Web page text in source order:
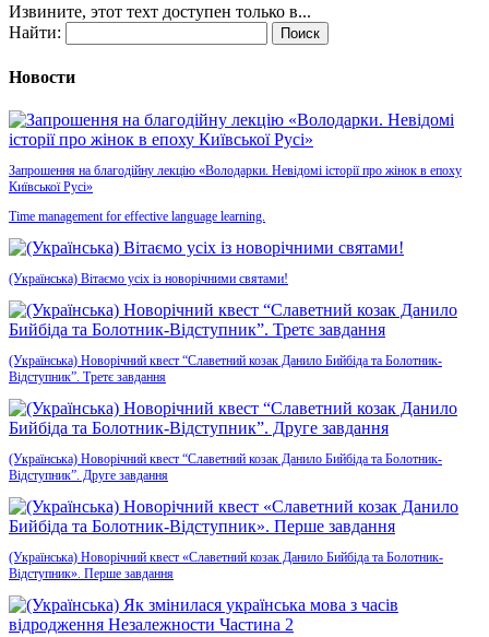
Извините, этот техт доступен только в...
Найти:
Новости
Запрошення на благодійну лекцію «Володарки. Невідомі історії про жінок в епоху
Київської Русі»
Time management for effective language learning.
(Українська) Вітаємо усіх із новорічними святами!
(Українська) Новорічний квест “Славетний козак Данило Бийбіда та Болотник-
Відступник”. Третє завдання
(Українська) Новорічний квест “Славетний козак Данило Бийбіда та Болотник-
Відступник”. Друге завдання
(Українська) Новорічний квест «Славетний козак Данило Бийбіда та Болотник-
Відступник». Перше завдання